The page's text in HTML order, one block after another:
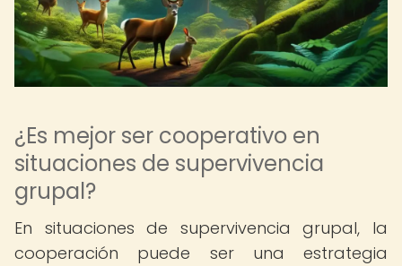
¿Es mejor ser cooperativo en
situaciones de supervivencia
grupal?
En situaciones de supervivencia grupal, la
cooperación puede ser una estrategia